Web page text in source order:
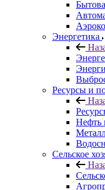
Энергетика
Ресурсы и
Нефть
Сельское